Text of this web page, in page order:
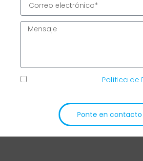
Política de
Ponte en contacto